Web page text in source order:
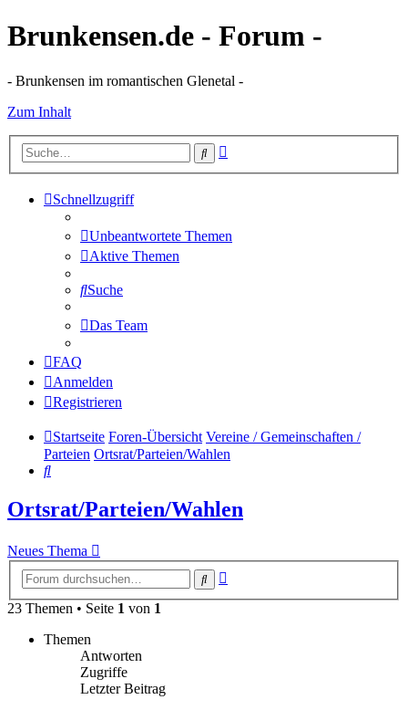
Brunkensen.de - Forum -
- Brunkensen im romantischen Glenetal -
Zum Inhalt
Suche
Schnellzugriff
Unbeantwortete Themen
Aktive Themen
Suche
Das Team
FAQ
Anmelden
Registrieren
Startseite Foren-Übersicht Vereine / Gemeinschaften /
Parteien Ortsrat/Parteien/Wahlen
Suche
Ortsrat/Parteien/Wahlen
Neues Thema
Suche
23 Themen • Seite 1 von 1
Themen
Antworten
Zugriffe
Letzter Beitrag